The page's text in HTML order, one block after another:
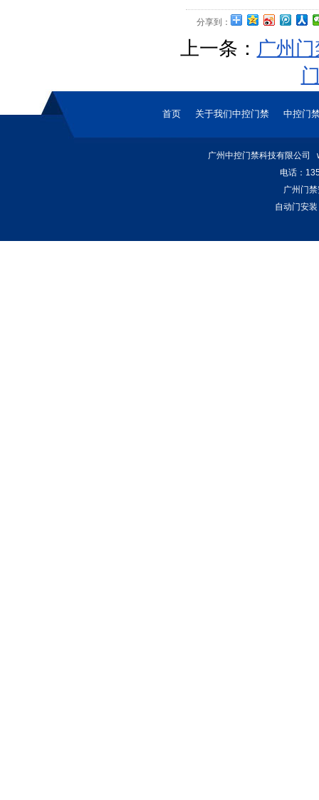
分享到：
上一条： 广州
首页 关于我们中控门禁 中控门
广州中控门禁科技有限公
电话：
广州门
自动门安